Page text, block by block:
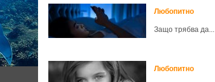
Любопитно
Защо трябва да...
Любопитно